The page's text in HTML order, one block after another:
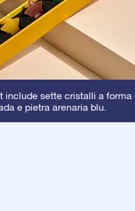
include sette cristalli a forma
e pietra arenaria blu.